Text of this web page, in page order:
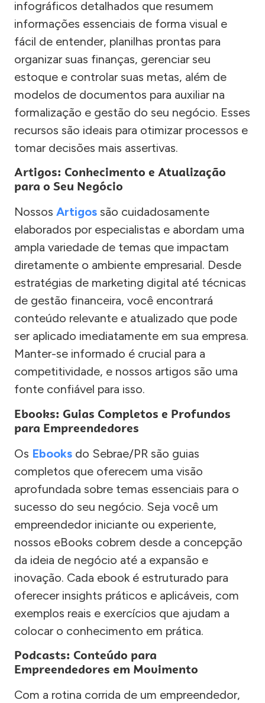
infográficos detalhados que resumem
informações essenciais de forma visual e
fácil de entender, planilhas prontas para
organizar suas finanças, gerenciar seu
estoque e controlar suas metas, além de
modelos de documentos para auxiliar na
formalização e gestão do seu negócio. Esses
recursos são ideais para otimizar processos e
tomar decisões mais assertivas.
Artigos: Conhecimento e Atualização
para o Seu Negócio
Nossos Artigos são cuidadosamente
elaborados por especialistas e abordam uma
ampla variedade de temas que impactam
diretamente o ambiente empresarial. Desde
estratégias de marketing digital até técnicas
de gestão financeira, você encontrará
conteúdo relevante e atualizado que pode
ser aplicado imediatamente em sua empresa.
Manter-se informado é crucial para a
competitividade, e nossos artigos são uma
fonte confiável para isso.
Ebooks: Guias Completos e Profundos
para Empreendedores
Os Ebooks do Sebrae/PR são guias
completos que oferecem uma visão
aprofundada sobre temas essenciais para o
sucesso do seu negócio. Seja você um
empreendedor iniciante ou experiente,
nossos eBooks cobrem desde a concepção
da ideia de negócio até a expansão e
inovação. Cada ebook é estruturado para
oferecer insights práticos e aplicáveis, com
exemplos reais e exercícios que ajudam a
colocar o conhecimento em prática.
Podcasts: Conteúdo para
Empreendedores em Movimento
Com a rotina corrida de um empreendedor,